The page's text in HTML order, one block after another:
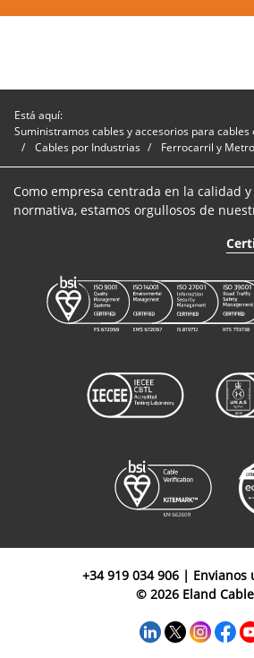
Está aquí:
Suministramos cables y accesorios para cables
Cables por Industrias
Ferrocarril y Metro
Como empresa centrada en la calidad
normativa, estamos orgullosos de
+34 919 034 906 | Envianos
© 2026 Eland